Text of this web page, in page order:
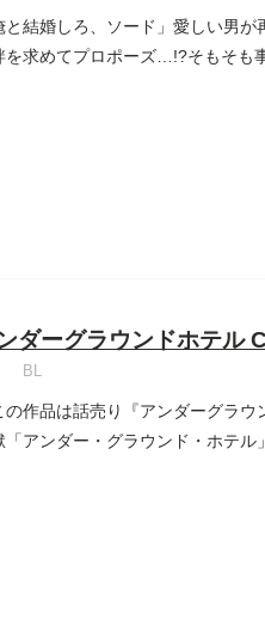
と結婚しろ、ソード」愛しい男
を求めてプロポーズ…!?そもそも
ダーグラウンドホテル
BL
の作品は話売り『アンダーグラ
「アンダー・グラウンド・ホテル